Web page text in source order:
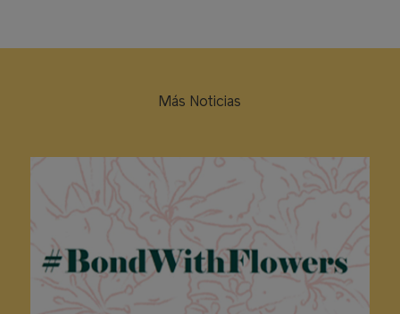
Más Noticias